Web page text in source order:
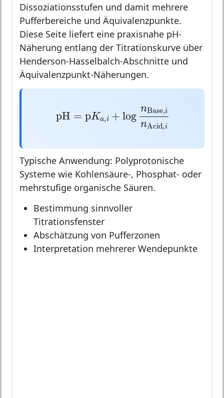
Dissoziationsstufen und damit mehrere
Pufferbereiche und Äquivalenzpunkte.
Diese Seite liefert eine praxisnahe pH-
Näherung entlang der Titrationskurve über
Henderson-Hasselbalch-Abschnitte und
Äquivalenzpunkt-Näherungen.
log
nBase
pH=pKa,i+lognBase,i
Typische Anwendung: Polyprotonische
Systeme wie Kohlensäure-, Phosphat- oder
mehrstufige organische Säuren.
Bestimmung sinnvoller
Titrationsfenster
Abschätzung von Pufferzonen
Interpretation mehrerer Wendepunkte